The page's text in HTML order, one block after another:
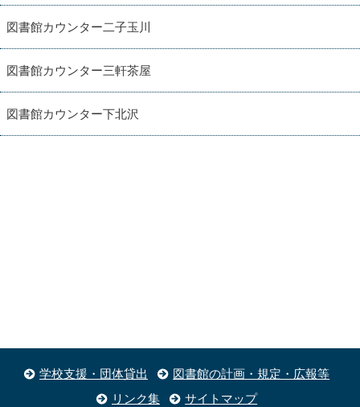
図書館カウンター二子玉川
図書館カウンター三軒茶屋
図書館カウンター下北沢
学校支援・団体貸出
図書館の計画・規定・広報等
リンク集
サイトマップ